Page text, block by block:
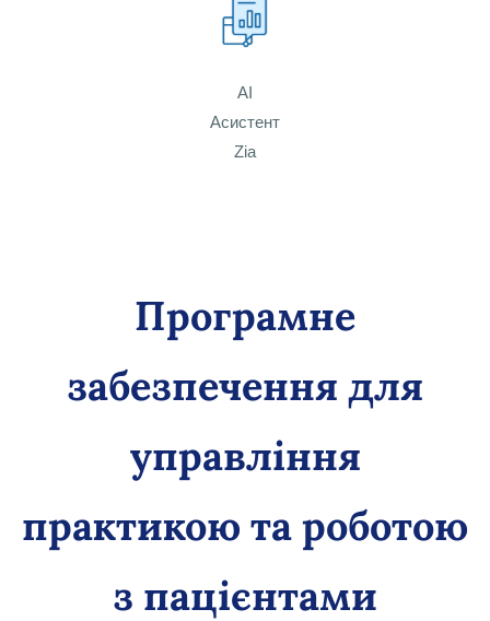
AI
Асистент
Zia
Програмне
забезпечення для
управління
практикою та роботою
з пацієнтами